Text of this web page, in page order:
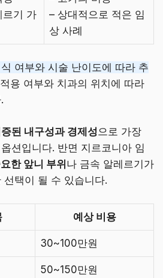
르기 가
– 상대적으로 적은 임
상 사례
여부와 시술 난이도에 따라 추
용 여부와 치과의 위치에 따라
된 내구성과 경제성으로 가장
션입니다. 반면 지르코니아 임
한 앞니 부위나 금속 알레르기가
택이 될 수 있습니다.
예상 비용
30~100만원
50~150만원